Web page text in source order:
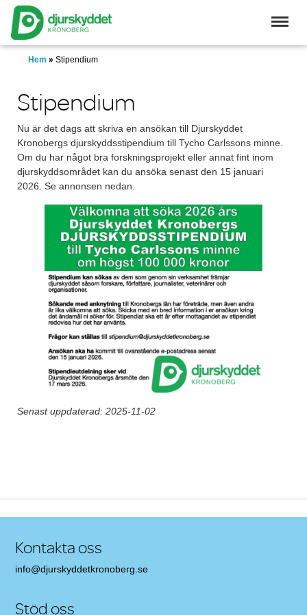
Skip
main
contentHem » Stipendium
Stipendium
Nu är det dags att skriva en ansökan till Djurskyddet
Kronobergs djurskyddsstipendium till Tycho Carlssons minne.
Om du har något bra forskningsprojekt eller annat fint inom
djurskyddsområdet kan du ansöka senast den 15 januari
2026. Se annonsen nedan.
Senast uppdaterad: 2025-11-02
Kontakta oss
info@djurskyddetkronoberg.se
Stöd oss